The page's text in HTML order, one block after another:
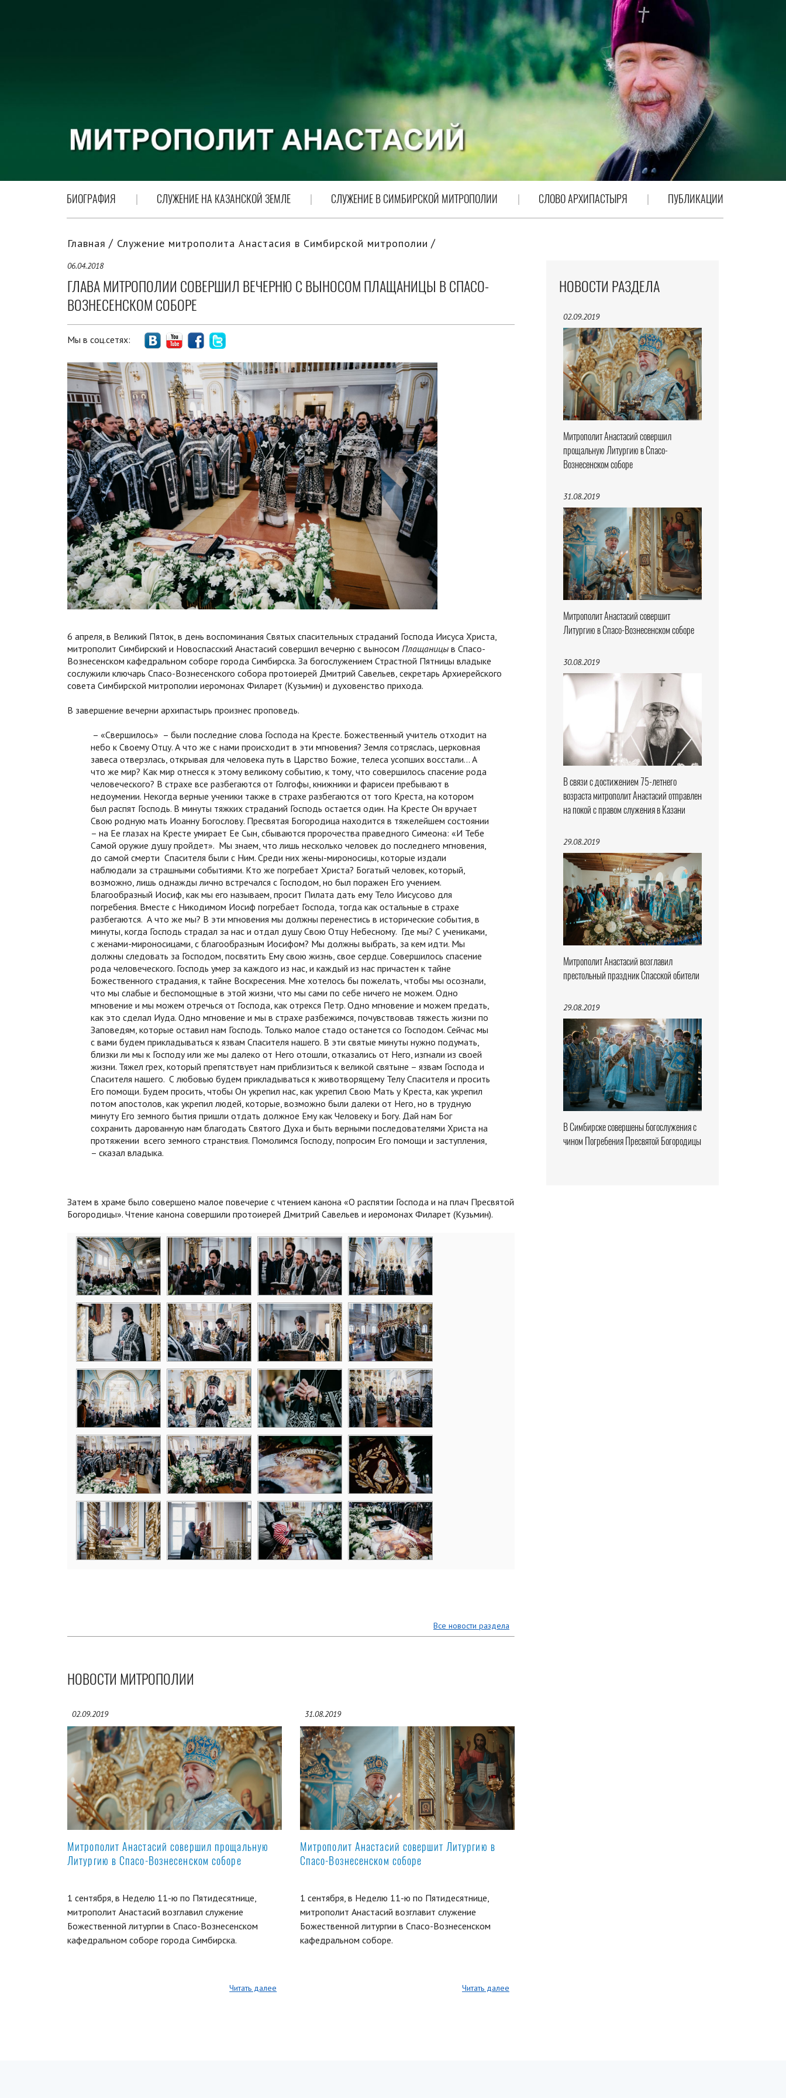
БИОГРАФИЯ СЛУЖЕНИЕ НА КАЗАНСКОЙ ЗЕМЛЕ СЛУЖЕНИЕ В СИМБИРСКОЙ МИТРОПОЛИИ СЛОВО АРХИПАСТЫРЯ ПУБЛИКАЦИИ
НОВОСТИ РАЗДЕЛА
02.09.2019
Митрополит Анастасий совершил
прощальную Литургию в Спасо-
Вознесенском соборе
31.08.2019
Митрополит Анастасий совершит
Литургию в Спасо-Вознесенском соборе
30.08.2019
В связи с достижением 75-летнего
возраста митрополит Анастасий отправлен
на покой с правом служения в Казани
29.08.2019
Митрополит Анастасий возглавил
престольный праздник Спасской обители
29.08.2019
В Симбирске совершены богослужения с
чином Погребения Пресвятой Богородицы
Главная Служение митрополита Анастасия в Симбирской митрополии
06.04.2018
ГЛАВА МИТРОПОЛИИ СОВЕРШИЛ ВЕЧЕРНЮ С ВЫНОСОМ ПЛАЩАНИЦЫ В СПАСО-
ВОЗНЕСЕНСКОМ СОБОРЕ
Мы в соц.сетях:
6 апреля, в Великий Пяток, в день воспоминания Святых спасительных страданий Господа Иисуса Христа,
митрополит Симбирский и Новоспасский Анастасий совершил вечерню с выносом Плащаницы в Спасо-
Вознесенском кафедральном соборе города Симбирска. За богослужением Страстной Пятницы владыке
сослужили ключарь Спасо-Вознесенского собора протоиерей Дмитрий Савельев, секретарь Архиерейского
совета Симбирской митрополии иеромонах Филарет (Кузьмин) и духовенство прихода.
В завершение вечерни архипастырь произнес проповедь.
– «Свершилось» – были последние слова Господа на Кресте. Божественный учитель отходит на
небо к Своему Отцу. А что же с нами происходит в эти мгновения? Земля сотряслась, церковная
завеса отверзлась, открывая для человека путь в Царство Божие, телеса усопших восстали… А
что же мир? Как мир отнесся к этому великому событию, к тому, что совершилось спасение рода
человеческого? В страхе все разбегаются от Голгофы, книжники и фарисеи пребывают в
недоумении. Некогда верные ученики также в страхе разбегаются от того Креста, на котором
был распят Господь. В минуты тяжких страданий Господь остается один. На Кресте Он вручает
Свою родную мать Иоанну Богослову. Пресвятая Богородица находится в тяжелейшем состоянии
– на Ее глазах на Кресте умирает Ее Сын, сбываются пророчества праведного Симеона: «И Тебе
Самой оружие душу пройдет». Мы знаем, что лишь несколько человек до последнего мгновения,
до самой смерти Спасителя были с Ним. Среди них жены-мироносицы, которые издали
наблюдали за страшными событиями. Кто же погребает Христа? Богатый человек, который,
возможно, лишь однажды лично встречался с Господом, но был поражен Его учением.
Благообразный Иосиф, как мы его называем, просит Пилата дать ему Тело Иисусово для
погребения. Вместе с Никодимом Иосиф погребает Господа, тогда как остальные в страхе
разбегаются. А что же мы? В эти мгновения мы должны перенестись в исторические события, в
минуты, когда Господь страдал за нас и отдал душу Свою Отцу Небесному. Где мы? С учениками,
с женами-мироносицами, с благообразным Иосифом? Мы должны выбрать, за кем идти. Мы
должны следовать за Господом, посвятить Ему свою жизнь, свое сердце. Совершилось спасение
рода человеческого. Господь умер за каждого из нас, и каждый из нас причастен к тайне
Божественного страдания, к тайне Воскресения. Мне хотелось бы пожелать, чтобы мы осознали,
что мы слабые и беспомощные в этой жизни, что мы сами по себе ничего не можем. Одно
мгновение и мы можем отречься от Господа, как отрекся Петр. Одно мгновение и можем предать,
как это сделал Иуда. Одно мгновение и мы в страхе разбежимся, почувствовав тяжесть жизни по
Заповедям, которые оставил нам Господь. Только малое стадо останется со Господом. Сейчас мы
с вами будем прикладываться к язвам Спасителя нашего. В эти святые минуты нужно подумать,
близки ли мы к Господу или же мы далеко от Него отошли, отказались от Него, изгнали из своей
жизни. Тяжел грех, который препятствует нам приблизиться к великой святыне – язвам Господа и
Спасителя нашего. С любовью будем прикладываться к животворящему Телу Спасителя и просить
Его помощи. Будем просить, чтобы Он укрепил нас, как укрепил Свою Мать у Креста, как укрепил
потом апостолов, как укрепил людей, которые, возможно были далеки от Него, но в трудную
минуту Его земного бытия пришли отдать должное Ему как Человеку и Богу. Дай нам Бог
сохранить дарованную нам благодать Святого Духа и быть верными последователями Христа на
протяжении всего земного странствия. Помолимся Господу, попросим Его помощи и заступления,
– сказал владыка.
Затем в храме было совершено малое повечерие с чтением канона «О распятии Господа и на плач Пресвятой
Богородицы». Чтение канона совершили протоиерей Дмитрий Савельев и иеромонах Филарет (Кузьмин).
Все новости раздела
НОВОСТИ МИТРОПОЛИИ
02.09.2019
Митрополит Анастасий совершил прощальную
Литургию в Спасо-Вознесенском соборе
1 сентября, в Неделю 11-ю по Пятидесятнице,
митрополит Анастасий возглавил служение
Божественной литургии в Спасо-Вознесенском
кафедральном соборе города Симбирска.
Читать далее
31.08.2019
Митрополит Анастасий совершит Литургию в
Спасо-Вознесенском соборе
1 сентября, в Неделю 11-ю по Пятидесятнице,
митрополит Анастасий возглавит служение
Божественной литургии в Спасо-Вознесенском
кафедральном соборе.
Читать далее